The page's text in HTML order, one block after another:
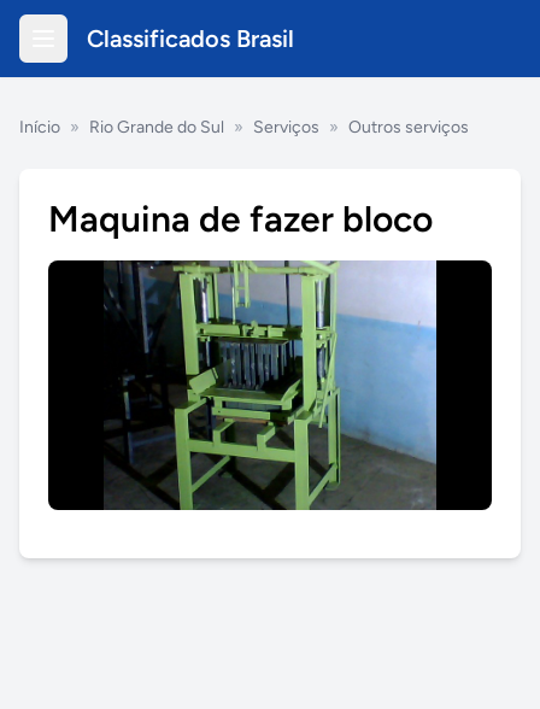
Classificados Brasil
Início » Rio Grande do Sul » Serviços » Outros serviços
Maquina de fazer bloco